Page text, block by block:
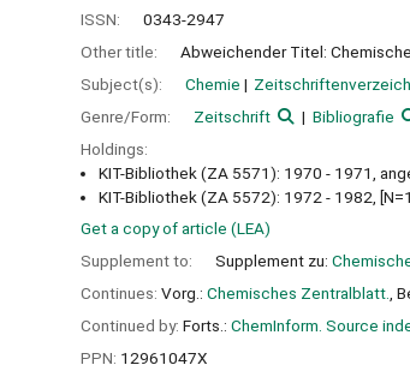
ISSN:
0343-2947
Other title:
Abweichender Titel:
Subject(s):
Chemie
Genre/Form:
Zeitschrift
Bibliografie
Holdings:
KIT-Bibliothek (ZA 5571): 1970 - 1971,
KIT-Bibliothek (ZA 5572): 1972 - 1982,
Get a copy of article (LEA)
Supplement to:
Supplement zu:
Continues: Vorg.: Chemisches Zentralblatt. ,
Continued by: Forts.: ChemInform. Source
PPN: 12961047X